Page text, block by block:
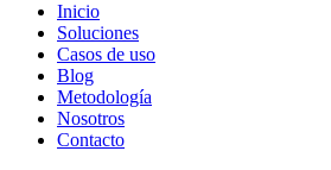
Inicio
Soluciones
Casos de uso
Blog
Metodología
Nosotros
Contacto